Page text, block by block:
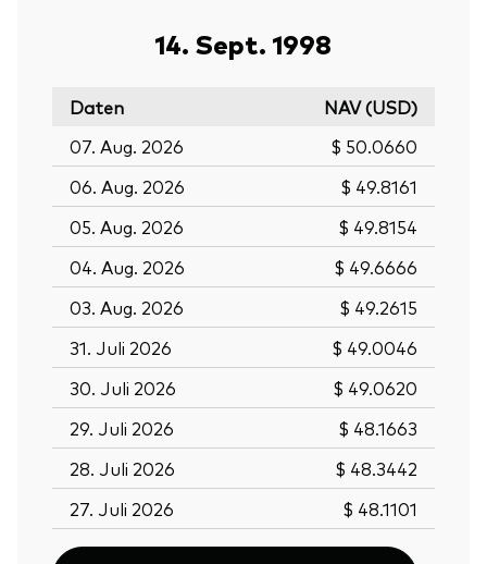
14. Sept. 1998
Daten
NAV (USD)
07. Aug. 2026
$ 50.0660
06. Aug. 2026
$ 49.8161
05. Aug. 2026
$ 49.8154
04. Aug. 2026
$ 49.6666
03. Aug. 2026
$ 49.2615
31. Juli 2026
$ 49.0046
30. Juli 2026
$ 49.0620
29. Juli 2026
$ 48.1663
28. Juli 2026
$ 48.3442
27. Juli 2026
$ 48.1101